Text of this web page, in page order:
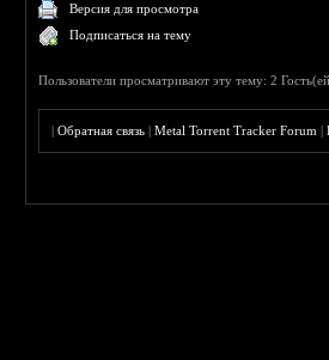
Версия для просмотра
Подписаться на тему
Пользователи просматривают эту тему: 2
|Обратная связь |Metal Torrent Tracker Forum |